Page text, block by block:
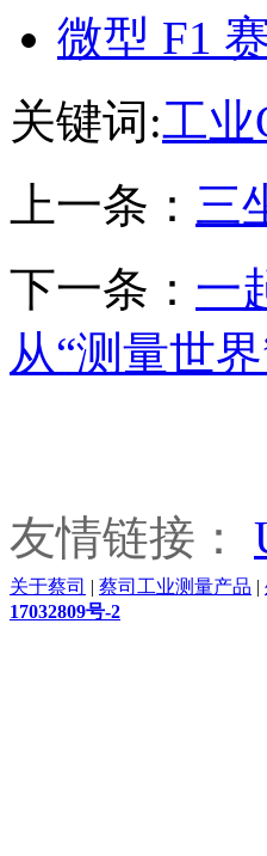
微型 F1
关键词:工业
上一条： 三
下一条： 一
从“测量世
友情链接：
关于蔡司 | 蔡司工业测量产品 |
17032809号-2